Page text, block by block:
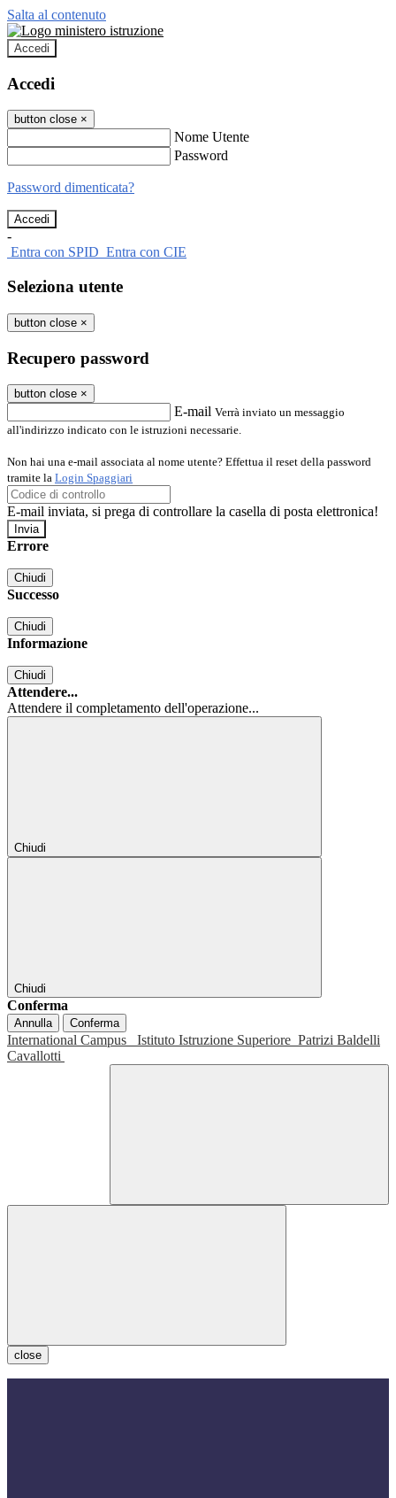
Salta al contenuto
Accedi
Accedi
button close ×
Nome Utente
Password
Password dimenticata?
-
Entra con SPID Entra con CIE
Seleziona utente
button close ×
Recupero password
button close ×
E-mail Verrà inviato un messaggio
all'indirizzo indicato con le istruzioni necessarie.
Non hai una e-mail associata al nome utente? Effettua il reset della password
tramite la Login Spaggiari
E-mail inviata, si prega di controllare la casella di posta elettronica!
Errore
Chiudi
Successo
Chiudi
Informazione
Chiudi
Attendere...
Attendere il completamento dell'operazione...
Chiudi
Chiudi
Conferma
Annulla Conferma
International Campus Istituto Istruzione Superiore Patrizi Baldelli
Cavallotti
close